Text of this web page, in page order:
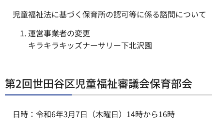
児童福祉法に基づく保育所の認可等に係る諮問について
運営事業者の変更
キラキラキッズナーサリー下北沢園
第2回世田谷区児童福祉審議会保育部会
日時：令和6年3月7日（木曜日）14時から16時